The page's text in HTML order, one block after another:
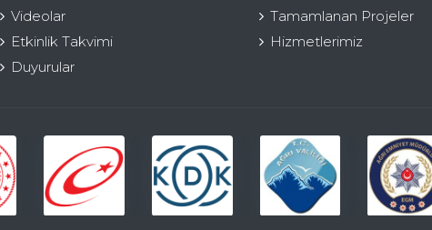
Videolar
Etkinlik Takvimi
Duyurular
Tamamlanan Projeler
Hizmetlerimiz